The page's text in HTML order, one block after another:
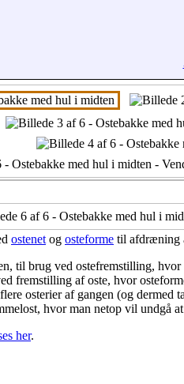
ostenet og osteforme til afdræning
til brug ved ostefremstilling,
fremstilling af oste, hvor
osterier af gangen (og
hvor man netop vil undgå
her.